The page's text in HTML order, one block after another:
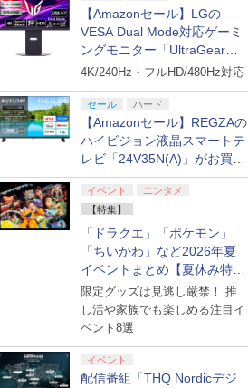
【Amazonセール】LGの
VESA Dual Mode対応ゲーミ
ングモニター「UltraGear
27G850A-B」がお買い得！
4K/240Hz・フルHD/480Hz対応
セール ハード
【Amazonセール】REGZAの
ハイビジョン液晶スマートテ
レビ「24V35N(A)」がお買い
得！
イベント
エンタメ
【特集】
「ドラクエ」「ポケモン」
「ちいかわ」など2026年夏
イベントまとめ【夏休み特
集】
限定グッズは見逃し厳禁！ 推
し活や家族でも楽しめる注目イ
ベント8選
イベント
配信番組「THQ Nordicデジ